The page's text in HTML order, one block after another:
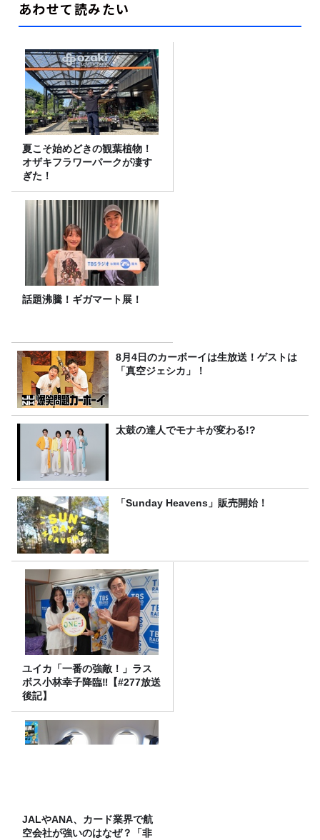
あわせて読みたい
夏こそ始めどきの観葉植物！
オザキフラワーパークが凄す
ぎた！
話題沸騰！ギガマート展！
8月4日のカーボーイは生放送！ゲストは
「真空ジェシカ」！
太鼓の達人でモナキが変わる!?
「Sunday Heavens」販売開始！
ユイカ「一番の強敵！」ラス
ボス小林幸子降臨‼【#277放送
後記】
JALやANA、カード業界で航
空会社が強いのはなぜ？「非